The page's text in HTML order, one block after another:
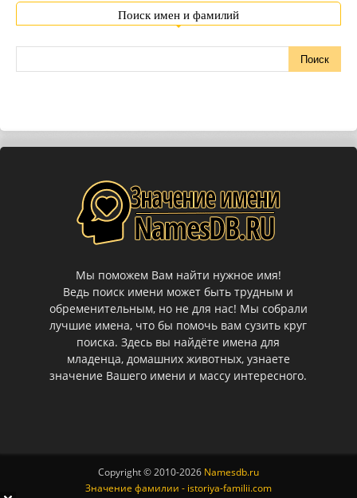
Поиск имен и фамилий
Мы поможем Вам найти нужное имя!
Ведь поиск имени может быть трудным и
обременительным, но не для нас! Мы собрали
лучшие имена, что бы помочь вам сузить круг
поиска. Здесь вы найдёте имена для
младенца, домашних животных, узнаете
значение Вашего имени и массу интересного.
Copyright © 2010-2026 Namesdb.ru
Значение фамилии - istoriya-familii.com